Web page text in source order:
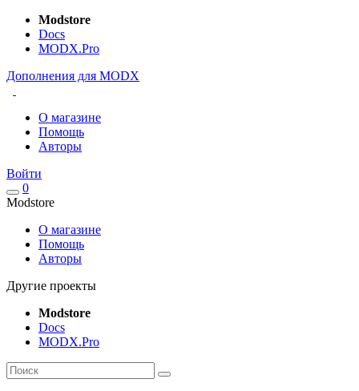
Modstore
Docs
MODX.Pro
Дополнения для MODX
О магазине
Помощь
Авторы
Войти
0
Modstore
О магазине
Помощь
Авторы
Другие проекты
Modstore
Docs
MODX.Pro